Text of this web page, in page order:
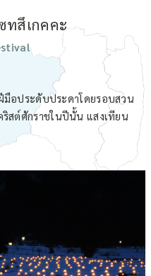
ทสึเกคคะ
อประดับประดาโดยรอบสวน
สต์ศักราชในปีนั้น แสงเทียน